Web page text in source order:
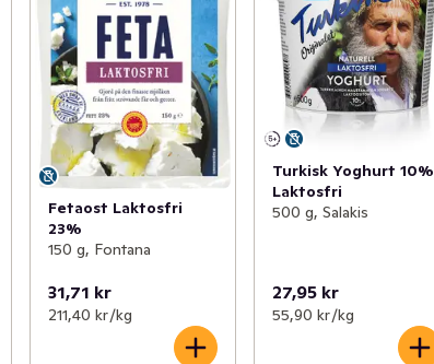
Fetaost Laktosfri
23%
150 g, Fontana
31,71 kr
211,40 kr /kg
Turkisk Yoghurt 10%
Laktosfri
500 g, Salakis
27,95 kr
55,90 kr /kg